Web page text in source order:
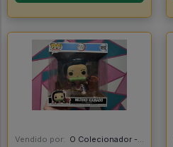
Vendido por: O Colecionador - SP